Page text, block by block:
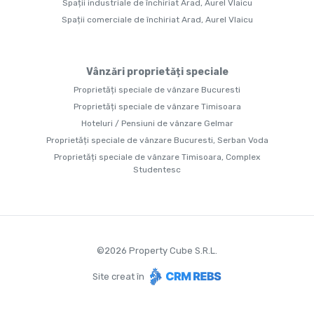
Spații industriale de închiriat Arad, Aurel Vlaicu
Spații comerciale de închiriat Arad, Aurel Vlaicu
Vânzări proprietăți speciale
Proprietăți speciale de vânzare Bucuresti
Proprietăți speciale de vânzare Timisoara
Hoteluri / Pensiuni de vânzare Gelmar
Proprietăți speciale de vânzare Bucuresti, Serban Voda
Proprietăți speciale de vânzare Timisoara, Complex
Studentesc
©2026 Property Cube S.R.L.
Site creat în